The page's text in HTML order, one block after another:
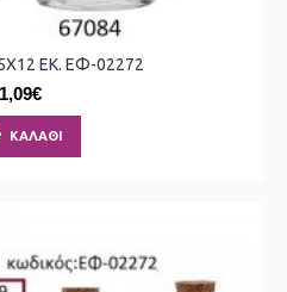
ΕΚ. ΕΦ-02272
1,09€
ΚΑΛΆΘΙ